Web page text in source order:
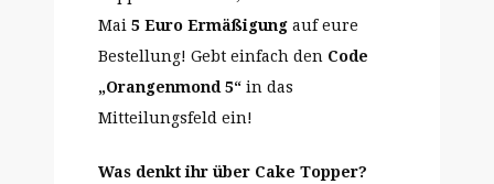
Mai 5 Euro Ermäßigung auf eure
Bestellung! Gebt einfach den Code
„Orangenmond 5“ in das
Mitteilungsfeld ein!
Was denkt ihr über Cake Topper?